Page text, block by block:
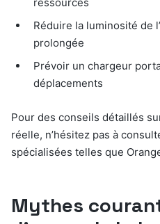
ressources
Réduire la luminosité de
prolongée
Prévoir un chargeur
déplacements
Pour des conseils détaillés
réelle, n’hésitez pas à
spécialisées telles que
Mythes